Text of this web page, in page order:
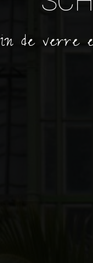
de verre